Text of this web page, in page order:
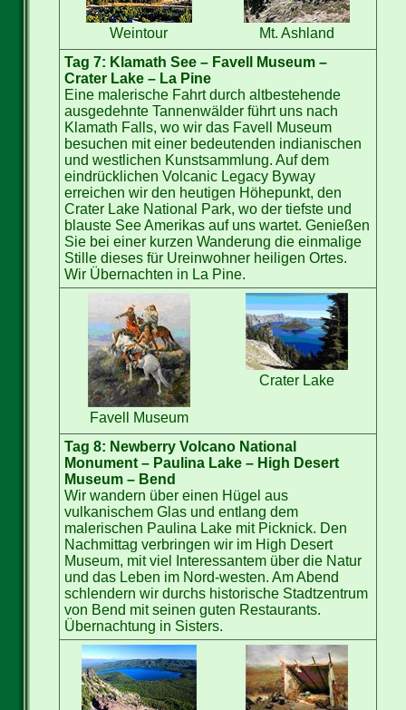
Weintour
Mt. Ashland
Tag 7: Klamath See – Favell Museum –
Crater Lake – La Pine
Eine malerische Fahrt durch altbestehende
ausgedehnte Tannenwälder führt uns nach
Klamath Falls, wo wir das Favell Museum
besuchen mit einer bedeutenden indianischen
und westlichen Kunstsammlung. Auf dem
eindrücklichen Volcanic Legacy Byway
erreichen wir den heutigen Höhepunkt, den
Crater Lake National Park, wo der tiefste und
blauste See Amerikas auf uns wartet. Genießen
Sie bei einer kurzen Wanderung die einmalige
Stille dieses für Ureinwohner heiligen Ortes.
Wir Übernachten in La Pine.
Favell Museum
Crater Lake
Tag 8: Newberry Volcano National
Monument – Paulina Lake – High Desert
Museum – Bend
Wir wandern über einen Hügel aus
vulkanischem Glas und entlang dem
malerischen Paulina Lake mit Picknick. Den
Nachmittag verbringen wir im High Desert
Museum, mit viel Interessantem über die Natur
und das Leben im Nord-westen. Am Abend
schlendern wir durchs historische Stadtzentrum
von Bend mit seinen guten Restaurants.
Übernachtung in Sisters.